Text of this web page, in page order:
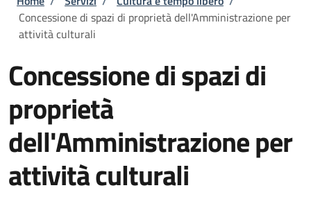
Concessione di spazi di proprietà dell'Amministrazione per
attività culturali
Concessione di spazi di
proprietà
dell'Amministrazione per
attività culturali